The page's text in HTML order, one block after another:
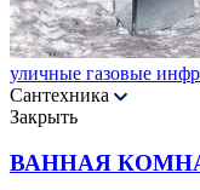
уличные газовые
Сантехника
Закрыть
ВАННАЯ